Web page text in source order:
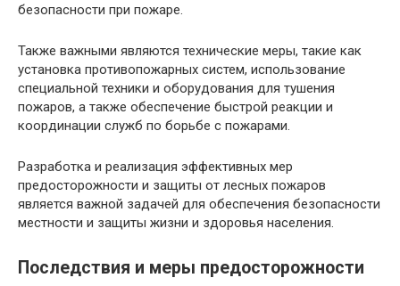
безопасности при пожаре.
Также важными являются технические меры, такие как
установка противопожарных систем, использование
специальной техники и оборудования для тушения
пожаров, а также обеспечение быстрой реакции и
координации служб по борьбе с пожарами.
Разработка и реализация эффективных мер
предосторожности и защиты от лесных пожаров
является важной задачей для обеспечения безопасности
местности и защиты жизни и здоровья населения.
Последствия и меры предосторожности